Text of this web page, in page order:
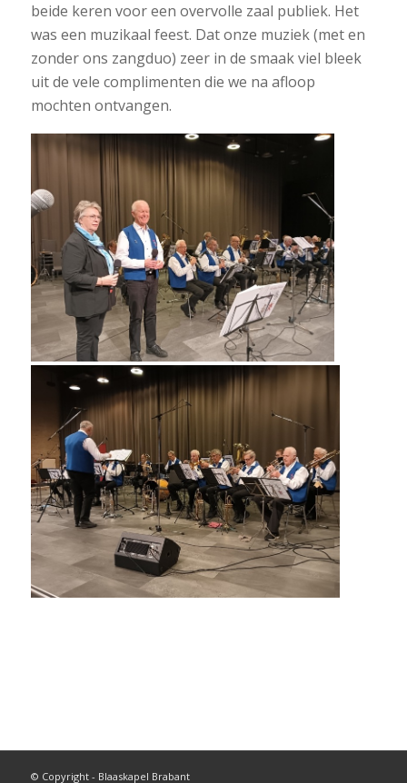
beide keren voor een overvolle zaal publiek. Het
was een muzikaal feest. Dat onze muziek (met en
zonder ons zangduo) zeer in de smaak viel bleek
uit de vele complimenten die we na afloop
mochten ontvangen.
© Copyright - Blaaskapel Brabant